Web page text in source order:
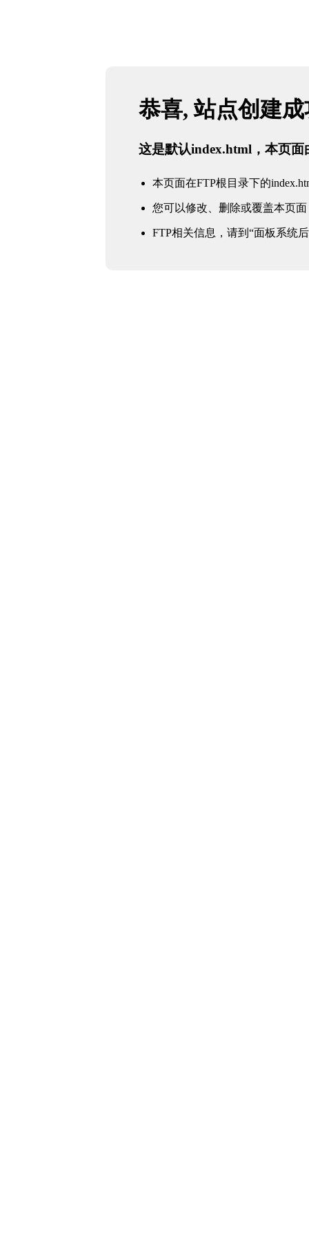
恭喜, 站点创建
这是默认index.html，本页面
本页面在FTP根目录下的
您可以修改、删除或覆盖本页面
FTP相关信息，请到“面板系统